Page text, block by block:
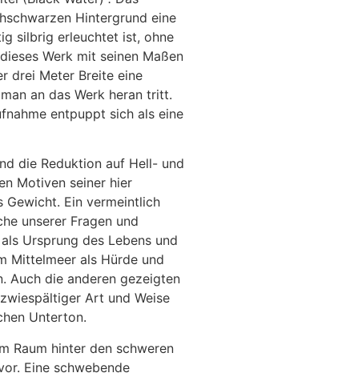
Hintergrund eine
silbrig erleuchtet ist, ohne
Werk mit seinen Maßen
drei Meter Breite eine
an das Werk heran tritt.
entpuppt sich als eine
die Reduktion auf Hell- und
Motiven seiner hier
Gewicht. Ein vermeintlich
unserer Fragen und
Ursprung des Lebens und
Mittelmeer als Hürde und
Auch die anderen gezeigten
Art und Weise
Unterton.
Raum hinter den schweren
Eine schwebende